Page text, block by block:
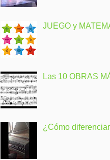
JUEGO y
Las 10 OBRAS
¿Cómo